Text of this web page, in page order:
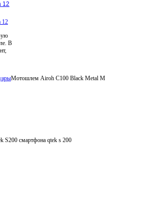
12
В
Мотошлем Airoh C100 Black Metal M
S200 смартфона qtek s 200